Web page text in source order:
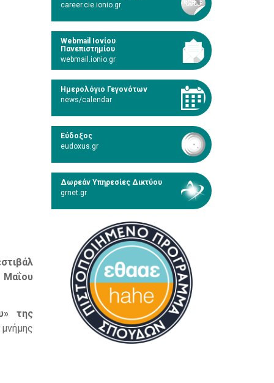
Μαΐου
της
career.cie.ionio.gr
Webmail Ιονίου
Πανεπιστημίου
webmail.ionio.gr
Ημερολόγιο Γεγονότων
news/calendar
Εύδοξος
eudoxus.gr
Δωρεάν Υπηρεσίες Δικτύου
grnet.gr